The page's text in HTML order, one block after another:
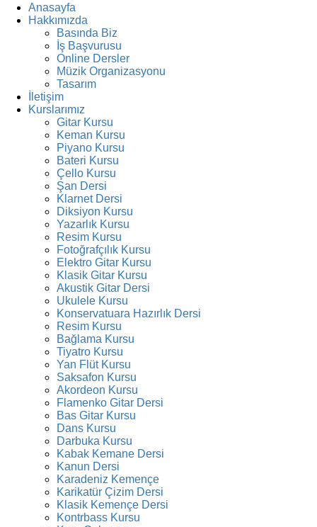
Anasayfa
Hakkımızda
Basında Biz
İş Başvurusu
Online Dersler
Müzik Organizasyonu
Tasarım
İletişim
Kurslarımız
Gitar Kursu
Keman Kursu
Piyano Kursu
Bateri Kursu
Çello Kursu
Şan Dersi
Klarnet Dersi
Diksiyon Kursu
Yazarlık Kursu
Resim Kursu
Fotoğrafçılık Kursu
Elektro Gitar Kursu
Klasik Gitar Kursu
Akustik Gitar Dersi
Ukulele Kursu
Konservatuara Hazırlık Dersi
Resim Kursu
Bağlama Kursu
Tiyatro Kursu
Yan Flüt Kursu
Saksafon Kursu
Akordeon Kursu
Flamenko Gitar Dersi
Bas Gitar Kursu
Dans Kursu
Darbuka Kursu
Kabak Kemane Dersi
Kanun Dersi
Karadeniz Kemençe
Karikatür Çizim Dersi
Klasik Kemençe Dersi
Kontrbass Kursu